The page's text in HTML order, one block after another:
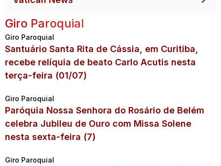
Giro Paroquial
Giro Paroquial
Santuário Santa Rita de Cássia, em Curitiba,
recebe relíquia de beato Carlo Acutis nesta
terça-feira (01/07)
Giro Paroquial
Paróquia Nossa Senhora do Rosário de Belém
celebra Jubileu de Ouro com Missa Solene
nesta sexta-feira (7)
Giro Paroquial